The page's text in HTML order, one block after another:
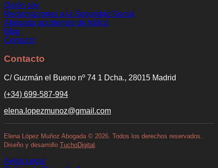
Quién soy
Reclamaciones a la Seguridad Social
Abogado accidentes de tráfico
Blog
Contacto
Contacto
C/ Guzmán el Bueno nº 74 1 Dcha., 28015 Madrid
(+34) 699-587-994
elena.lopezmunoz@gmail.com
Elena López Muñoz Abogada © 2026. Todos los derechos reservados.
Diseño y desarrollo TuchoDigital .
Aviso Legal